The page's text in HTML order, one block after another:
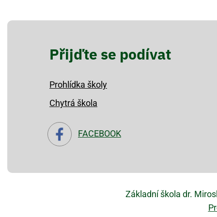
Přijďte se podívat
Prohlídka školy
Chytrá škola
FACEBOOK
Základní škola dr.